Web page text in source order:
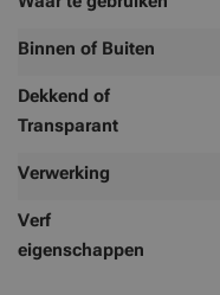
Binnen of Buiten
Dekkend of
Transparant
Verwerking
Verf
eigenschappen